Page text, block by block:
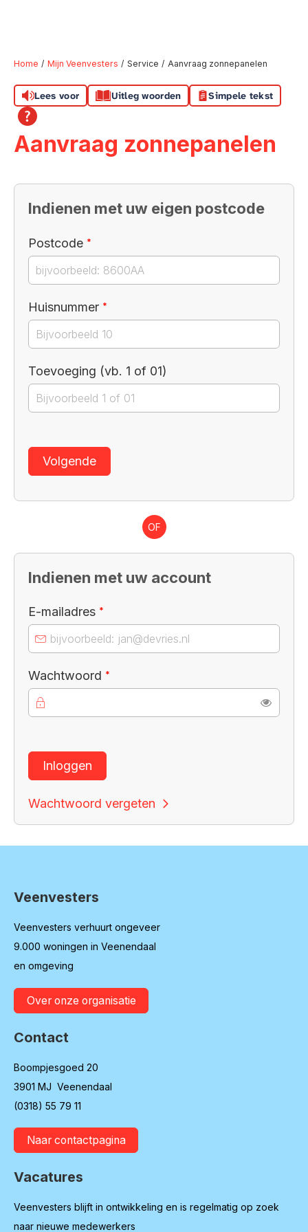
Naar hoofdinhoud
Naar hoofdnavigatiemenu
Naar zoeken
Home Mijn Veenvesters Service Aanvraag zonnepanelen
Lees voor Uitleg woorden Simpele tekst
Aanvraag zonnepanelen
Indienen met uw eigen postcode
Postcode *
Huisnummer *
Toevoeging (vb. 1 of 01)
Volgende
OF
Indienen met uw account
E-mailadres *
Wachtwoord *
Inloggen
Wachtwoord vergeten
Contactinformatie
Veenvesters
Veenvesters verhuurt ongeveer
9.000 woningen in Veenendaal
en omgeving
Over onze organisatie
Contact
Boompjesgoed 20
3901 MJ Veenendaal
(0318) 55 79 11
Naar contactpagina
Vacatures
Veenvesters blijft in ontwikkeling en is regelmatig op zoek
naar nieuwe medewerkers